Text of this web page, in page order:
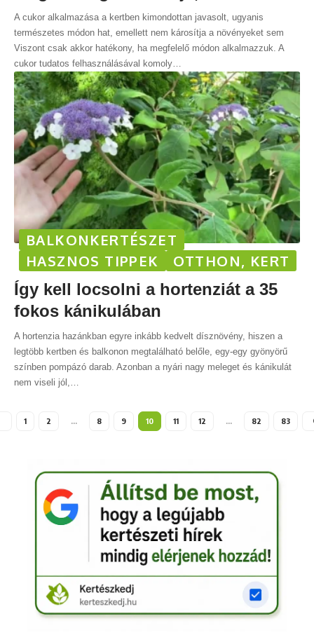
A cukor alkalmazása a kertben kimondottan javasolt, ugyanis
természetes módon hat, emellett nem károsítja a növényeket sem
Viszont csak akkor hatékony, ha megfelelő módon alkalmazzuk. A
cukor tudatos felhasználásával komoly…
BALKONKERTÉSZET
HASZNOS TIPPEK
OTTHON, KERT
Így kell locsolni a hortenziát a 35
fokos kánikulában
A hortenzia hazánkban egyre inkább kedvelt dísznövény, hiszen a
legtöbb kertben és balkonon megtalálható belőle, egy-egy gyönyörű
színben pompázó darab. Azonban a nyári nagy meleget és kánikulát
nem viseli jól,
1 2 … 8 9 10 11 12 … 82 83